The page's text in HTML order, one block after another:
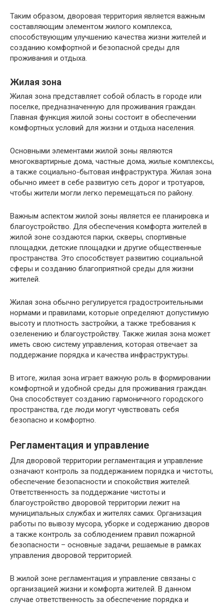
Таким образом, дворовая территория является важным
составляющим элементом жилого комплекса,
способствующим улучшению качества жизни жителей и
созданию комфортной и безопасной среды для
проживания и отдыха.
Жилая зона
Жилая зона представляет собой область в городе или
поселке, предназначенную для проживания граждан.
Главная функция жилой зоны состоит в обеспечении
комфортных условий для жизни и отдыха населения.
Основными элементами жилой зоны являются
многоквартирные дома, частные дома, жилые комплексы,
а также социально-бытовая инфраструктура. Жилая зона
обычно имеет в себе развитую сеть дорог и тротуаров,
чтобы жители могли легко перемещаться по району.
Важным аспектом жилой зоны является ее планировка и
благоустройство. Для обеспечения комфорта жителей в
жилой зоне создаются парки, скверы, спортивные
площадки, детские площадки и другие общественные
пространства. Это способствует развитию социальной
сферы и созданию благоприятной среды для жизни
жителей.
Жилая зона обычно регулируется градостроительными
нормами и правилами, которые определяют допустимую
высоту и плотность застройки, а также требования к
озеленению и благоустройству. Также жилая зона может
иметь свою систему управления, которая отвечает за
поддержание порядка и качества инфраструктуры.
В итоге, жилая зона играет важную роль в формировании
комфортной и удобной среды для проживания граждан.
Она способствует созданию гармоничного городского
пространства, где люди могут чувствовать себя
безопасно и комфортно.
Регламентация и управление
Для дворовой территории регламентация и управление
означают контроль за поддержанием порядка и чистоты,
обеспечение безопасности и спокойствия жителей.
Ответственность за поддержание чистоты и
благоустройство дворовой территории лежит на
муниципальных службах и жителях самих. Организация
работы по вывозу мусора, уборке и содержанию дворов
а также контроль за соблюдением правил пожарной
безопасности – основные задачи, решаемые в рамках
управления дворовой территорией.
В жилой зоне регламентация и управление связаны с
организацией жизни и комфорта жителей. В данном
случае ответственность за обеспечение порядка и